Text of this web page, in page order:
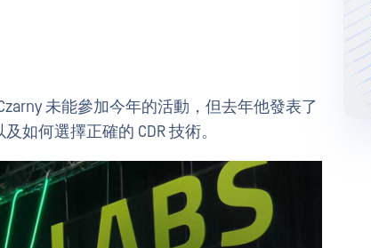
未能參加今年的活動，但去年他發表了
如何選擇正確的 CDR 技術。